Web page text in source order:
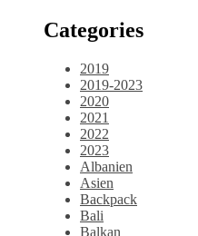
Categories
2019
2019-2023
2020
2021
2022
2023
Albanien
Asien
Backpack
Bali
Balkan